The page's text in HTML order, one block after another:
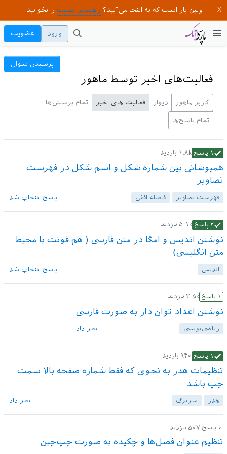
اولین بار است که به اینجا می‌آیید؟ راهنمای سایت را بخوانید!
ورود عضویت
فعالیت‌های اخیر توسط ماهور
پرسیدن سوال
کاربر ماهور دیوار فعالیت های اخیر تمام پرسش‌ها
تمام پاسخ‌ها
۱ پاسخ ۱.۸k بازدید
همپوشانی بین شماره شکل و اسم شکل در فهرست
تصاویر
فهرست تصاویر فاصله افقی پاسخ انتخاب شد
۲ پاسخ ۵.۱k بازدید
نوشتن اندیس و امگا در متن فارسی ( هم فونت با محیط
متن انگلیسی)
اندیس پاسخ انتخاب شد
۱ پاسخ ۳.۵k بازدید
نوشتن اعداد توان دار به صورت فارسی
ریاضی‌نویسی نظر داد
۱ پاسخ ۹۴۰ بازدید
تنظیمات هدر به نحوی که فقط شماره صفحه بالا سمت
چپ باشد
هدر سربرگ نظر داد
۰ پاسخ ۵۰۷ بازدید
تنظیم عنوان فصل‌ها و چکیده به صورت چپ‌چین